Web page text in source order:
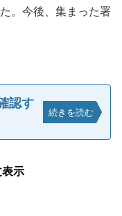
。今後、集まった署
認す
続きを読む
示